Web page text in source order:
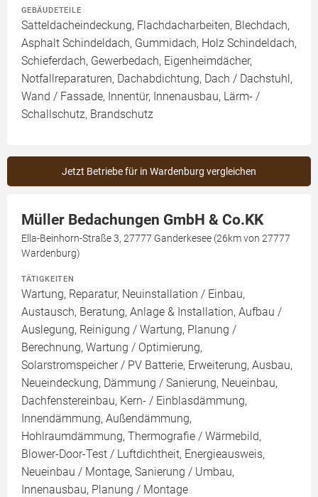
GEBÄUDETEILE
Satteldacheindeckung, Flachdacharbeiten, Blechdach,
Asphalt Schindeldach, Gummidach, Holz Schindeldach,
Schieferdach, Gewerbedach, Eigenheimdächer,
Notfallreparaturen, Dachabdichtung, Dach / Dachstuhl,
Wand / Fassade, Innentür, Innenausbau, Lärm- /
Schallschutz, Brandschutz
Jetzt Betriebe für in Wardenburg vergleichen
Müller Bedachungen GmbH & Co.KK
Ella-Beinhorn-Straße 3, 27777 Ganderkesee (26km von 27777
Wardenburg)
TÄTIGKEITEN
Wartung, Reparatur, Neuinstallation / Einbau,
Austausch, Beratung, Anlage & Installation, Aufbau /
Auslegung, Reinigung / Wartung, Planung /
Berechnung, Wartung / Optimierung,
Solarstromspeicher / PV Batterie, Erweiterung, Ausbau,
Neueindeckung, Dämmung / Sanierung, Neueinbau,
Dachfenstereinbau, Kern- / Einblasdämmung,
Innendämmung, Außendämmung,
Hohlraumdämmung, Thermografie / Wärmebild,
Blower-Door-Test / Luftdichtheit, Energieausweis,
Neueinbau / Montage, Sanierung / Umbau,
Innenausbau, Planung / Montage